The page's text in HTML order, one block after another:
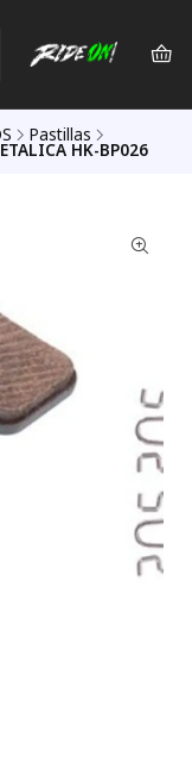
Pastillas
HK-BP026